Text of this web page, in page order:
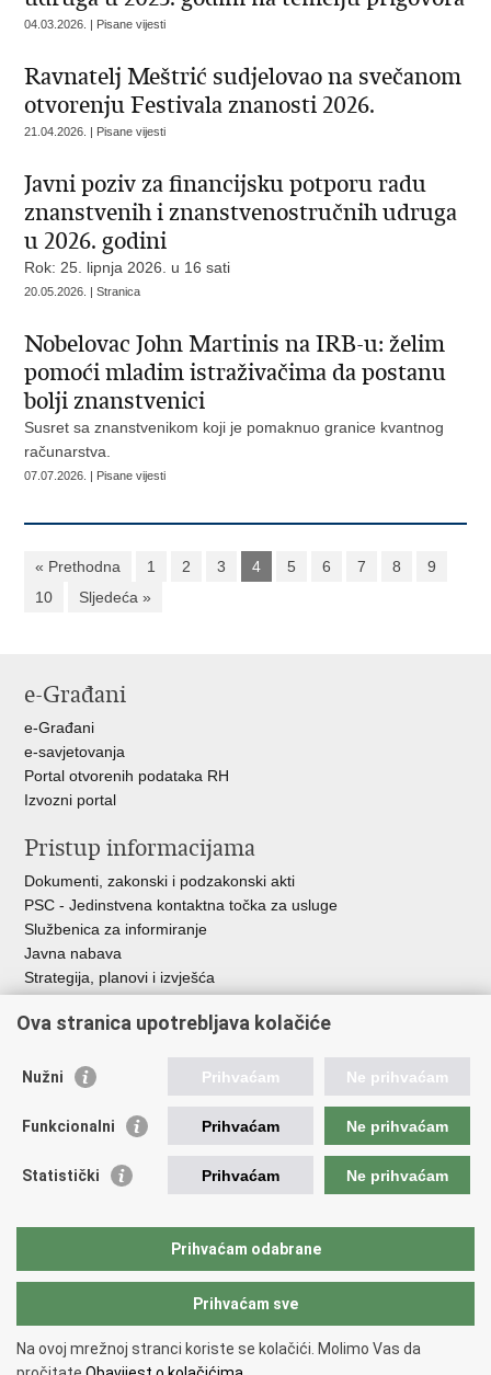
04.03.2026. | Pisane vijesti
Ravnatelj Meštrić sudjelovao na svečanom
otvorenju Festivala znanosti 2026.
21.04.2026. | Pisane vijesti
Javni poziv za financijsku potporu radu
znanstvenih i znanstvenostručnih udruga
u 2026. godini
Rok: 25. lipnja 2026. u 16 sati
20.05.2026. | Stranica
Nobelovac John Martinis na IRB-u: želim
pomoći mladim istraživačima da postanu
bolji znanstvenici
Susret sa znanstvenikom koji je pomaknuo granice kvantnog
računarstva.
07.07.2026. | Pisane vijesti
« Prethodna 1 2 3 4 5 6 7 8
9
10
Sljedeća »
e-Građani
e-Građani
e-savjetovanja
Portal otvorenih podataka RH
Izvozni portal
Pristup informacijama
Dokumenti, zakonski i podzakonski akti
PSC - Jedinstvena kontaktna točka za usluge
Službenica za informiranje
Javna nabava
Strategija, planovi i izvješća
Korisne poveznice
Vlada RH
ASOO
CARNET
Copyright © 2026 Ministarstvo znanosti, obrazovanja i mladih.
Ova stranica upotrebljava kolačiće
Nužni Prihvaćam Ne prihvaćam
Funkcionalni Prihvaćam Ne prihvaćam
Statistički Prihvaćam Ne prihvaćam
Prihvaćam odabrane
Prihvaćam sve
Na ovoj mrežnoj stranci koriste se kolačići. Molimo Vas da